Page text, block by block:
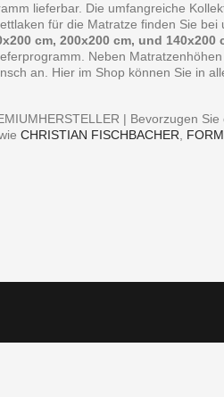
lieferbar. Die umfangreiche
für die Matratze finden Sie bei
cm, 200x200 cm, und
Neben
an. Hier im Shop können Sie in
| Bevorzugen
CHRISTIAN FISCHBACHER,